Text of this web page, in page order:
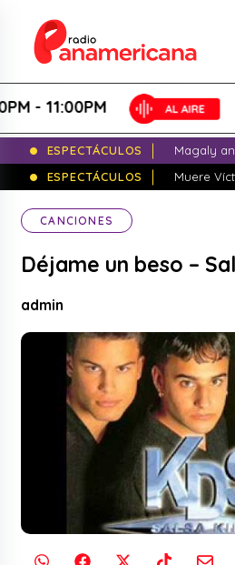
ESPECTÁCULOS
Magaly
ESPECTÁCULOS
Muere
CANCIONES
Déjame un beso –
admin